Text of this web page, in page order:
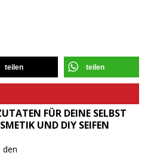
teilen teilen
FÜR DEINE SELBST
UND DIY SEIFEN
den